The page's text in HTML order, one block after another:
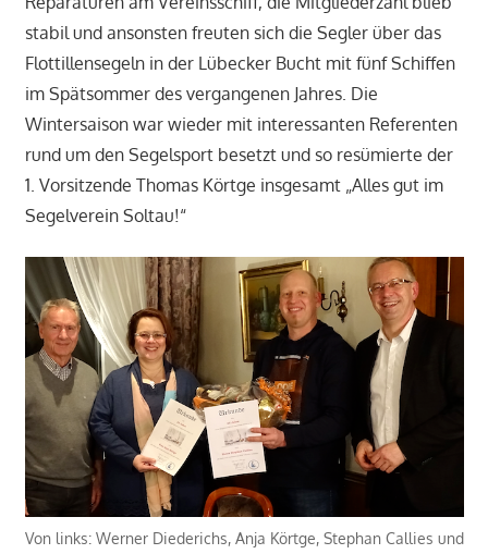
stabil und ansonsten freuten sich die Segler über das
Flottillensegeln in der Lübecker Bucht mit fünf Schiffen
im Spätsommer des vergangenen Jahres. Die
Wintersaison war wieder mit interessanten Referenten
rund um den Segelsport besetzt und so resümierte der
1. Vorsitzende Thomas Körtge insgesamt „Alles gut im
Segelverein Soltau!“
Von links: Werner Diederichs, Anja Körtge, Stephan Callies und